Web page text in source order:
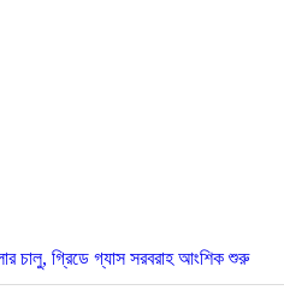
চালু, গ্রিডে গ্যাস সরবরাহ আংশিক শুরু